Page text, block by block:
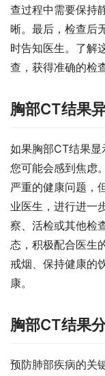
查过程中需要保持
晰。最后，检查后
时告知医生。了解
查，获得准确的检
胸部CT结果
如果胸部CT结果显
您可能会感到焦虑
严重的健康问题，
业医生，进行进一
察、活检或其他检
态，积极配合医生
戒烟、保持健康的
康。
胸部CT结果
预防肺部疾病的关